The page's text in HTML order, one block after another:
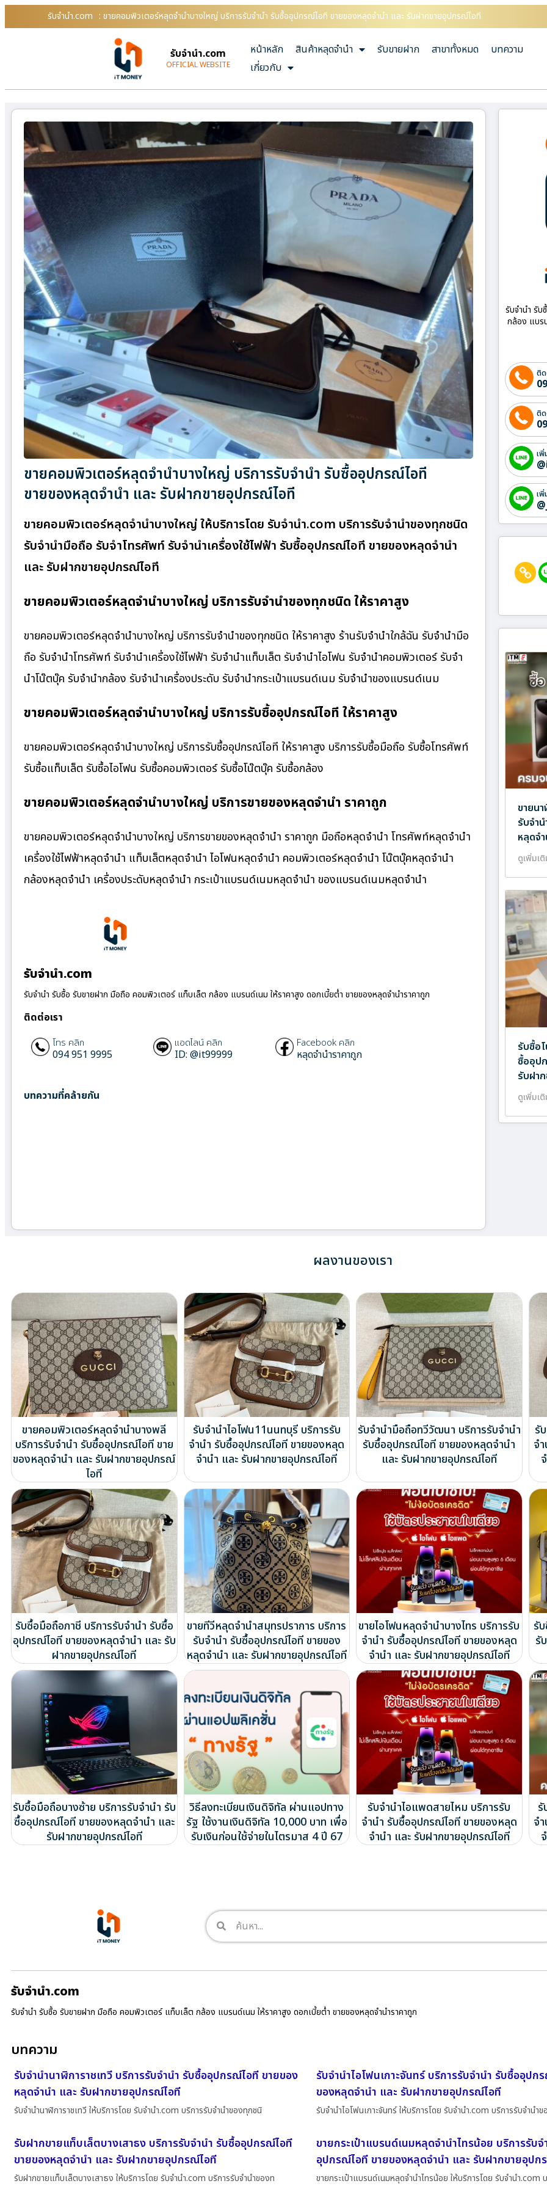
รับจํานํา.com : ขายคอมพิวเตอร์หลุดจำนำบางใหญ่ บริการรับจำนำ รับซื้ออุปกรณ์ไอที ขายของหลุดจำนำ และ รับฝากขายอุปกรณ์ไอที
รับจํานํา.com
OFFICIAL WEBSITE
หน้าหลัก สินค้าหลุดจำนำ รับขายฝาก สาขาทั้งหมด
บทความ
เกี่ยวกับ
ขายคอมพิวเตอร์หลุดจำนำบางใหญ่ บริการรับจำนำ รับซื้ออุปกรณ์ไอที
ขายของหลุดจำนำ และ รับฝากขายอุปกรณ์ไอที
ขายคอมพิวเตอร์หลุดจำนำบางใหญ่ ให้บริการโดย รับจํานํา.com บริการรับจำนำของทุกชนิด
รับจำนำมือถือ รับจำโทรศัพท์ รับจำนำเครื่องใช้ไฟฟ้า รับซื้ออุปกรณ์ไอที ขายของหลุดจำนำ
และ รับฝากขายอุปกรณ์ไอที
ขายคอมพิวเตอร์หลุดจำนำบางใหญ่ บริการรับจำนำของทุกชนิด ให้ราคาสูง
ขายคอมพิวเตอร์หลุดจำนำบางใหญ่ บริการรับจำนำของทุกชนิด ให้ราคาสูง ร้านรับจํานําใกล้ฉัน รับจำนำมือ
ถือ รับจำนำโทรศัพท์ รับจำนำเครื่องใช้ไฟฟ้า รับจำนำแท็บเล็ต รับจำนำไอโฟน รับจำนำคอมพิวเตอร์ รับจำ
นำโน๊ตบุ๊ค รับจำนำกล้อง รับจำนำเครื่องประดับ รับจำนำกระเป๋าแบรนด์เนม รับจำนำของแบรนด์เนม
ขายคอมพิวเตอร์หลุดจำนำบางใหญ่ บริการรับซื้ออุปกรณ์ไอที ให้ราคาสูง
ขายคอมพิวเตอร์หลุดจำนำบางใหญ่ บริการรับซื้ออุปกรณ์ไอที ให้ราคาสูง บริการรับซื้อมือถือ รับซื้อโทรศัพท์
รับซื้อแท็บเล็ต รับซื้อไอโฟน รับซื้อคอมพิวเตอร์ รับซื้อโน๊ตบุ๊ค รับซื้อกล้อง
ขายคอมพิวเตอร์หลุดจำนำบางใหญ่ บริการขายของหลุดจำนำ ราคาถูก
ขายคอมพิวเตอร์หลุดจำนำบางใหญ่ บริการขายของหลุดจำนำ ราคาถูก มือถือหลุดจำนำ โทรศัพท์หลุดจำนำ
เครื่องใช้ไฟฟ้าหลุดจำนำ แท็บเล็ตหลุดจำนำ ไอโฟนหลุดจำนำ คอมพิวเตอร์หลุดจำนำ โน๊ตบุ๊คหลุดจำนำ
กล้องหลุดจำนำ เครื่องประดับหลุดจำนำ กระเป๋าแบรนด์เนมหลุดจำนำ ของแบรนด์เนมหลุดจำนำ
รับจํานํา.com
รับจำนำ รับซื้อ รับขายฝาก มือถือ คอมพิวเตอร์ แท็บเล็ต กล้อง แบรนด์เนม ให้ราคาสูง ดอกเบี้ยต่ำ ขายของหลุดจำนำราคาถูก
ติดต่อเรา
โทร คลิก
094 951 9995
แอดไลน์ คลิก
ID: @it99999
Facebook คลิก
หลุดจำนำราคาถูก
บทความที่คล้ายกัน
รับจำนำ รั
กล้อง แบร
ติ
ติ
เ
เ
ขายน
รับจำ
หลุดจ
ดูเพิ่มเ
รับซื้อ
ซื้ออุป
รับฝา
ดูเพิ่มเ
ผลงานของเรา
ขายคอมพิวเตอร์หลุดจำนำบางพลี
บริการรับจำนำ รับซื้ออุปกรณ์ไอที ขาย
ของหลุดจำนำ และ รับฝากขายอุปกรณ์
ไอที
รับจำนำไอโฟน11นนทบุรี บริการรับ
จำนำ รับซื้ออุปกรณ์ไอที ขายของหลุด
จำนำ และ รับฝากขายอุปกรณ์ไอที
รับจำนำมือถือทวีวัฒนา บริการรับจำนำ
รับซื้ออุปกรณ์ไอที ขายของหลุดจำนำ
และ รับฝากขายอุปกรณ์ไอที
รั
จ
รับซื้อมือถือภาชี บริการรับจำนำ รับซื้อ
อุปกรณ์ไอที ขายของหลุดจำนำ และ รับ
ฝากขายอุปกรณ์ไอที
ขายทีวีหลุดจำนำสมุทรปราการ บริการ
รับจำนำ รับซื้ออุปกรณ์ไอที ขายของ
หลุดจำนำ และ รับฝากขายอุปกรณ์ไอที
ขายไอโฟนหลุดจำนำบางไทร บริการรับ
จำนำ รับซื้ออุปกรณ์ไอที ขายของหลุด
จำนำ และ รับฝากขายอุปกรณ์ไอที
รั
รั
รับซื้อมือถือบางซ้าย บริการรับจำนำ รับ
ซื้ออุปกรณ์ไอที ขายของหลุดจำนำ และ
รับฝากขายอุปกรณ์ไอที
วิธีลงทะเบียนเงินดิจิทัล ผ่านแอปทาง
รัฐ ใช้งานเงินดิจิทัล 10,000 บาท เพื่อ
รับเงินก่อนใช้จ่ายในไตรมาส 4 ปี 67
รับจำนำไอแพดสายไหม บริการรับ
จำนำ รับซื้ออุปกรณ์ไอที ขายของหลุด
จำนำ และ รับฝากขายอุปกรณ์ไอที
จ
รับจํานํา.com
รับจำนำ รับซื้อ รับขายฝาก มือถือ คอมพิวเตอร์ แท็บเล็ต กล้อง แบรนด์เนม ให้ราคาสูง ดอกเบี้ยต่ำ ขายของหลุดจำนำราคาถูก
บทความ
รับจำนำนาฬิการาชเทวี บริการรับจำนำ รับซื้ออุปกรณ์ไอที ขายของ
หลุดจำนำ และ รับฝากขายอุปกรณ์ไอที
รับจำนำนาฬิการาชเทวี ให้บริการโดย รับจํานํา.com บริการรับจำนำของทุกชนิ
รับจำนำไอโฟนเกาะจันทร์ บริการรับจำนำ รับซื้ออุปก
ของหลุดจำนำ และ รับฝากขายอุปกรณ์ไอที
รับจำนำไอโฟนเกาะจันทร์ ให้บริการโดย รับจํานํา.com บริการรับจำนำ
รับฝากขายแท็บเล็ตบางเสาธง บริการรับจำนำ รับซื้ออุปกรณ์ไอที
ขายของหลุดจำนำ และ รับฝากขายอุปกรณ์ไอที
รับฝากขายแท็บเล็ตบางเสาธง ให้บริการโดย รับจํานํา.com บริการรับจำนำของท
ขายกระเป๋าแบรนด์เนมหลุดจำนำไทรน้อย บริการรับ
อุปกรณ์ไอที ขายของหลุดจำนำ และ รับฝากขายอุปก
ขายกระเป๋าแบรนด์เนมหลุดจำนำไทรน้อย ให้บริการโดย รับจํานํา.com